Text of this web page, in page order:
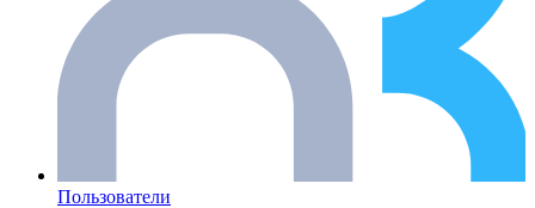
Пользователи